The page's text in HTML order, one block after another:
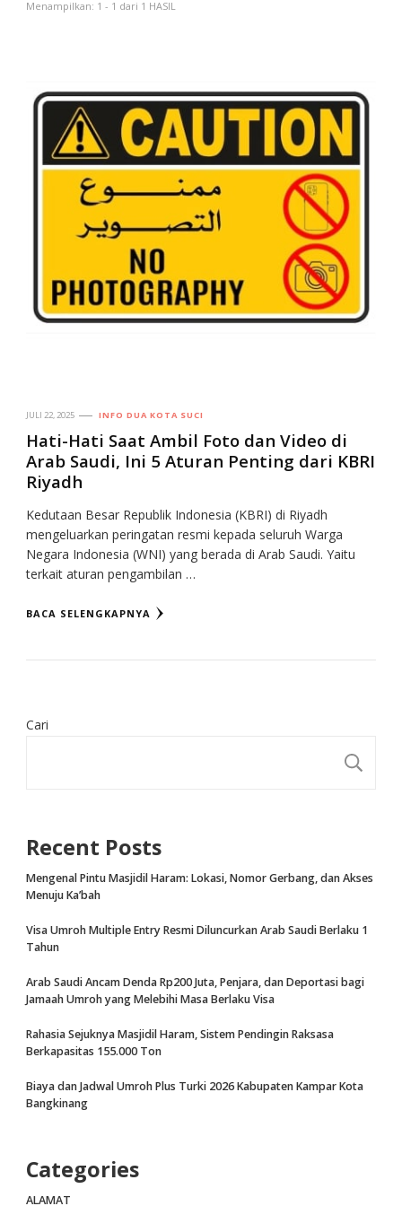
Menampilkan: 1 - 1 dari 1 HASIL
JULI 22, 2025 INFO DUA KOTA SUCI
Hati-Hati Saat Ambil Foto dan Video di
Arab Saudi, Ini 5 Aturan Penting dari KBRI
Riyadh
Kedutaan Besar Republik Indonesia (KBRI) di Riyadh
mengeluarkan peringatan resmi kepada seluruh Warga
Negara Indonesia (WNI) yang berada di Arab Saudi. Yaitu
terkait aturan pengambilan …
BACA SELENGKAPNYA
Cari
Recent Posts
Mengenal Pintu Masjidil Haram: Lokasi, Nomor Gerbang, dan Akses
Menuju Ka’bah
Visa Umroh Multiple Entry Resmi Diluncurkan Arab Saudi Berlaku 1
Tahun
Arab Saudi Ancam Denda Rp200 Juta, Penjara, dan Deportasi bagi
Jamaah Umroh yang Melebihi Masa Berlaku Visa
Rahasia Sejuknya Masjidil Haram, Sistem Pendingin Raksasa
Berkapasitas 155.000 Ton
Biaya dan Jadwal Umroh Plus Turki 2026 Kabupaten Kampar Kota
Bangkinang
Categories
ALAMAT